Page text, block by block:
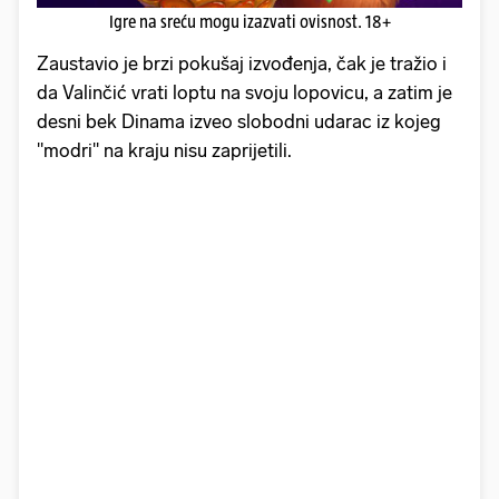
Igre na sreću mogu izazvati ovisnost. 18+
Zaustavio je brzi pokušaj izvođenja, čak je tražio i
da Valinčić vrati loptu na svoju lopovicu, a zatim je
desni bek Dinama izveo slobodni udarac iz kojeg
''modri'' na kraju nisu zaprijetili.